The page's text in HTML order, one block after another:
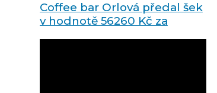
Coffee bar Orlová předal šek
v hodnotě 56260 Kč za